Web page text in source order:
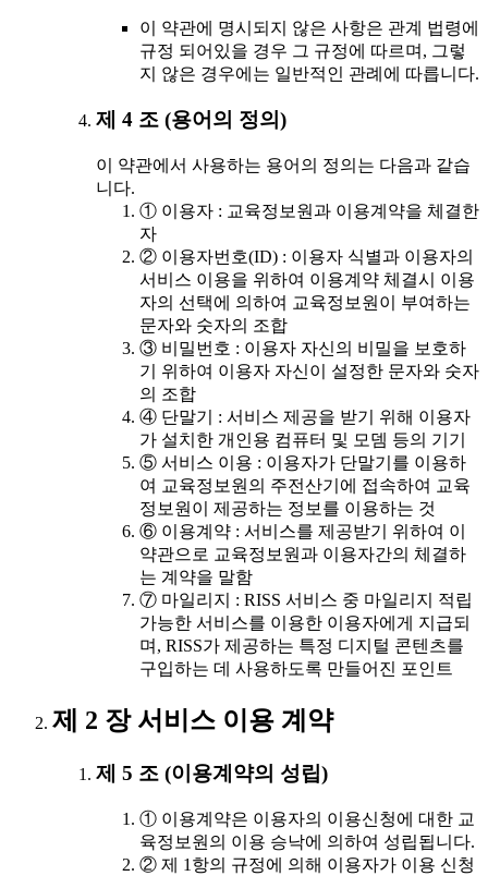
이 약관에 명시되지 않은 사항은 관계 법령에
규정 되어있을 경우 그 규정에 따르며, 그렇
지 않은 경우에는 일반적인 관례에 따릅니다.
제 4 조 (용어의 정의)
이 약관에서 사용하는 용어의 정의는 다음과 같습
니다.
① 이용자 : 교육정보원과 이용계약을 체결한
자
② 이용자번호(ID) : 이용자 식별과 이용자의
서비스 이용을 위하여 이용계약 체결시 이용
자의 선택에 의하여 교육정보원이 부여하는
문자와 숫자의 조합
③ 비밀번호 : 이용자 자신의 비밀을 보호하
기 위하여 이용자 자신이 설정한 문자와 숫자
의 조합
④ 단말기 : 서비스 제공을 받기 위해 이용자
가 설치한 개인용 컴퓨터 및 모뎀 등의 기기
⑤ 서비스 이용 : 이용자가 단말기를 이용하
여 교육정보원의 주전산기에 접속하여 교육
정보원이 제공하는 정보를 이용하는 것
⑥ 이용계약 : 서비스를 제공받기 위하여 이
약관으로 교육정보원과 이용자간의 체결하
는 계약을 말함
⑦ 마일리지 : RISS 서비스 중 마일리지 적립
가능한 서비스를 이용한 이용자에게 지급되
며, RISS가 제공하는 특정 디지털 콘텐츠를
구입하는 데 사용하도록 만들어진 포인트
제 2 장 서비스 이용 계약
제 5 조 (이용계약의 성립)
① 이용계약은 이용자의 이용신청에 대한 교
육정보원의 이용 승낙에 의하여 성립됩니다.
② 제 1항의 규정에 의해 이용자가 이용 신청